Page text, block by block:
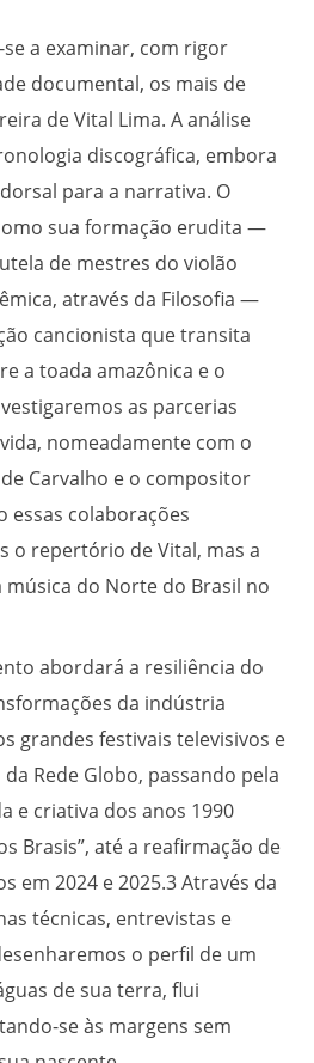
a examinar, com rigor
documental, os mais de
de Vital Lima. A análise
discográfica, embora
para a narrativa. O
sua formação erudita —
de mestres do violão
através da Filosofia —
cancionista que transita
a toada amazônica e o
as parcerias
nomeadamente com o
Carvalho e o compositor
essas colaborações
o repertório de Vital, mas a
do Norte do Brasil no
abordará a resiliência do
da indústria
grandes festivais televisivos e
Rede Globo, passando pela
e criativa dos anos 1990
Brasis”, até a reafirmação de
em 2024 e 2025.3Através da
técnicas, entrevistas e
o perfil de um
de sua terra, flui
se às margens sem